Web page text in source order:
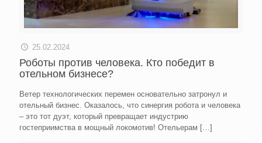
25.02.2024
Роботы против человека. Кто победит в
отельном бизнесе?
Ветер технологических перемен основательно затронул и
отельный бизнес. Оказалось, что синергия робота и человека
– это тот дуэт, который превращает индустрию
гостеприимства в мощный локомотив! Отельерам […]